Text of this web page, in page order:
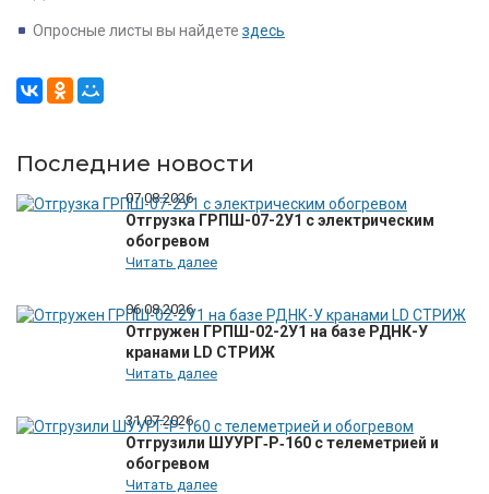
Опросные листы вы найдете здесь
Последние новости
07.08.2026
Отгрузка ГРПШ-07-2У1 с электрическим
обогревом
Читать далее
06.08.2026
Отгружен ГРПШ-02-2У1 на базе РДНК-У
кранами LD СТРИЖ
Читать далее
31.07.2026
Отгрузили ШУУРГ‑Р‑160 с телеметрией и
обогревом
Читать далее